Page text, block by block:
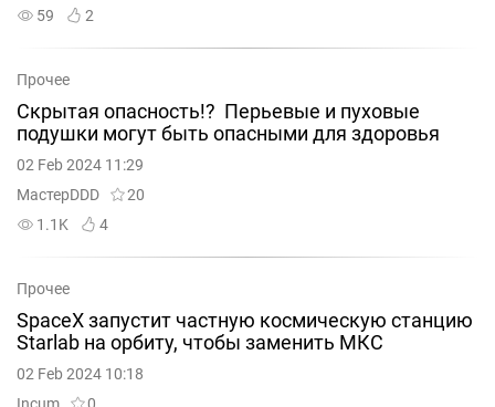
59
2
Прочее
Скрытая опасность!? Перьевые и пуховые
подушки могут быть опасными для здоровья
02 Feb 2024 11:29
МастерDDD
20
1.1K
4
Прочее
SpaceX запустит частную космическую станцию
Starlab на орбиту, чтобы заменить МКС
02 Feb 2024 10:18